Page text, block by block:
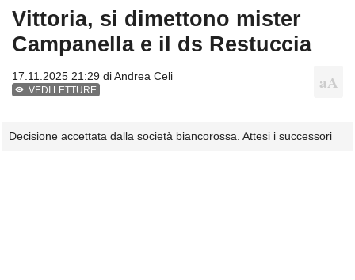
Vittoria, si dimettono mister
Campanella e il ds Restuccia
17.11.2025 21:29 diAndrea Celi
VEDI LETTURE
Decisione accettata dalla società biancorossa. Attesi i successori